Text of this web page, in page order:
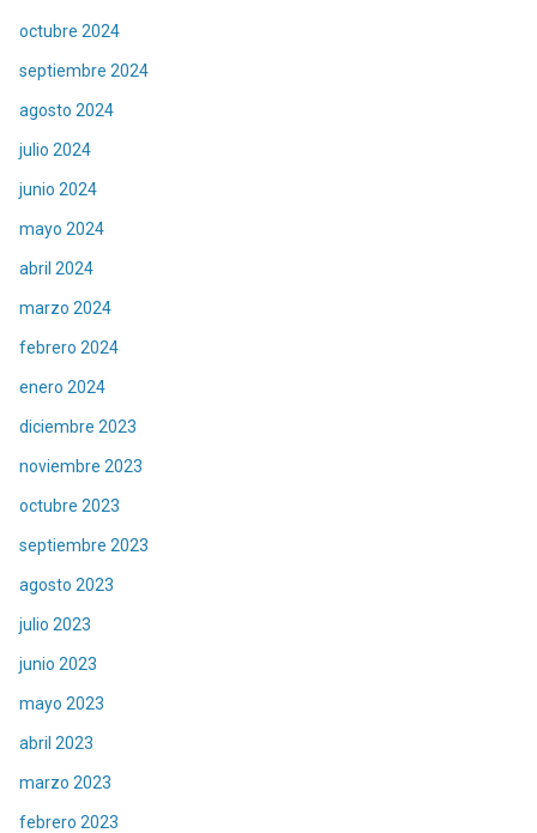
octubre 2024
septiembre 2024
agosto 2024
julio 2024
junio 2024
mayo 2024
abril 2024
marzo 2024
febrero 2024
enero 2024
diciembre 2023
noviembre 2023
octubre 2023
septiembre 2023
agosto 2023
julio 2023
junio 2023
mayo 2023
abril 2023
marzo 2023
febrero 2023